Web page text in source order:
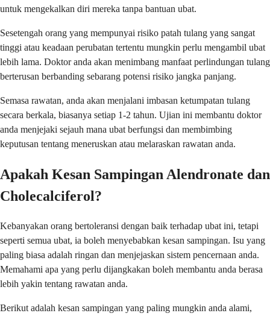
untuk mengekalkan diri mereka tanpa bantuan ubat.
Sesetengah orang yang mempunyai risiko patah tulang yang sangat
tinggi atau keadaan perubatan tertentu mungkin perlu mengambil ubat
lebih lama. Doktor anda akan menimbang manfaat perlindungan tulang
berterusan berbanding sebarang potensi risiko jangka panjang.
Semasa rawatan, anda akan menjalani imbasan ketumpatan tulang
secara berkala, biasanya setiap 1-2 tahun. Ujian ini membantu doktor
anda menjejaki sejauh mana ubat berfungsi dan membimbing
keputusan tentang meneruskan atau melaraskan rawatan anda.
Apakah Kesan Sampingan Alendronate dan
Cholecalciferol?
Kebanyakan orang bertoleransi dengan baik terhadap ubat ini, tetapi
seperti semua ubat, ia boleh menyebabkan kesan sampingan. Isu yang
paling biasa adalah ringan dan menjejaskan sistem pencernaan anda.
Memahami apa yang perlu dijangkakan boleh membantu anda berasa
lebih yakin tentang rawatan anda.
Berikut adalah kesan sampingan yang paling mungkin anda alami,